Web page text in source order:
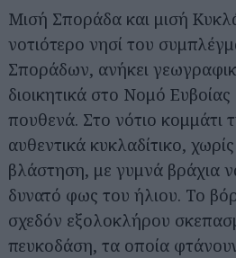
Μισή Σποράδα και μισή
νοτιότερο νησί του
Σποράδων, ανήκει
διοικητικά στο Νομό Ευβοίας
πουθενά. Στο νότιο κομμάτι
αυθεντικά κυκλαδίτικο,
βλάστηση, με γυμνά βράχια
δυνατό φως του ήλιου. Το
σχεδόν εξολοκλήρου
πευκοδάση, τα οποία